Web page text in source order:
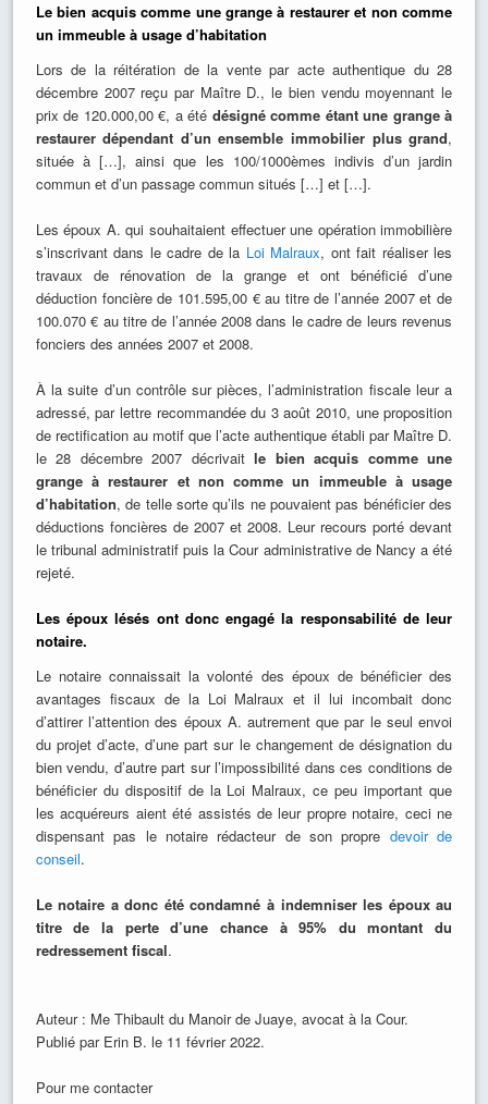
Le bien acquis comme une grange à restaurer et non comme
un immeuble à usage d’habitation
Lors de la réitération de la vente par acte authentique du 28
décembre 2007 reçu par Maître D., le bien vendu moyennant le
prix de 120.000,00 €, a été désigné comme étant une grange à
restaurer dépendant d’un ensemble immobilier plus grand,
située à […], ainsi que les 100/1000èmes indivis d’un jardin
commun et d’un passage commun situés […] et […].
Les époux A. qui souhaitaient effectuer une opération immobilière
s’inscrivant dans le cadre de la Loi Malraux, ont fait réaliser les
travaux de rénovation de la grange et ont bénéficié d’une
déduction foncière de 101.595,00 € au titre de l’année 2007 et de
100.070 € au titre de l’année 2008 dans le cadre de leurs revenus
fonciers des années 2007 et 2008.
À la suite d’un contrôle sur pièces, l’administration fiscale leur a
adressé, par lettre recommandée du 3 août 2010, une proposition
de rectification au motif que l’acte authentique établi par Maître D.
le 28 décembre 2007 décrivaitle bien acquis comme une
grange à restaurer et non comme un immeuble à usage
d’habitation, de telle sorte qu’ils ne pouvaient pas bénéficier des
déductions foncières de 2007 et 2008. Leur recours porté devant
le tribunal administratif puis la Cour administrative de Nancy a été
rejeté.
Les époux lésés ont donc engagé la responsabilité de leur
notaire.
Le notaire connaissait la volonté des époux de bénéficier des
avantages fiscaux de la Loi Malraux et il lui incombait donc
d’attirer l’attention des époux A. autrement que par le seul envoi
du projet d’acte, d’une part sur le changement de désignation du
bien vendu, d’autre part sur l’impossibilité dans ces conditions de
bénéficier du dispositif de la Loi Malraux, ce peu important que
les acquéreurs aient été assistés de leur propre notaire, ceci ne
dispensant pas le notaire rédacteur de son propre devoir de
conseil.
Le notaire a donc été condamné à indemniser les époux au
titre de la perte d’une chance à 95% du montant du
redressement fiscal.
Auteur : Me Thibault du Manoir de Juaye, avocat à la Cour.
Publié par Erin B. le 11 février 2022.
Pour me contacter